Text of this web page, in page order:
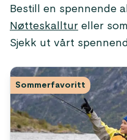
Bestill en spennende
Nøtteskalltur eller
Sjekk ut vårt
Sommerfavoritt